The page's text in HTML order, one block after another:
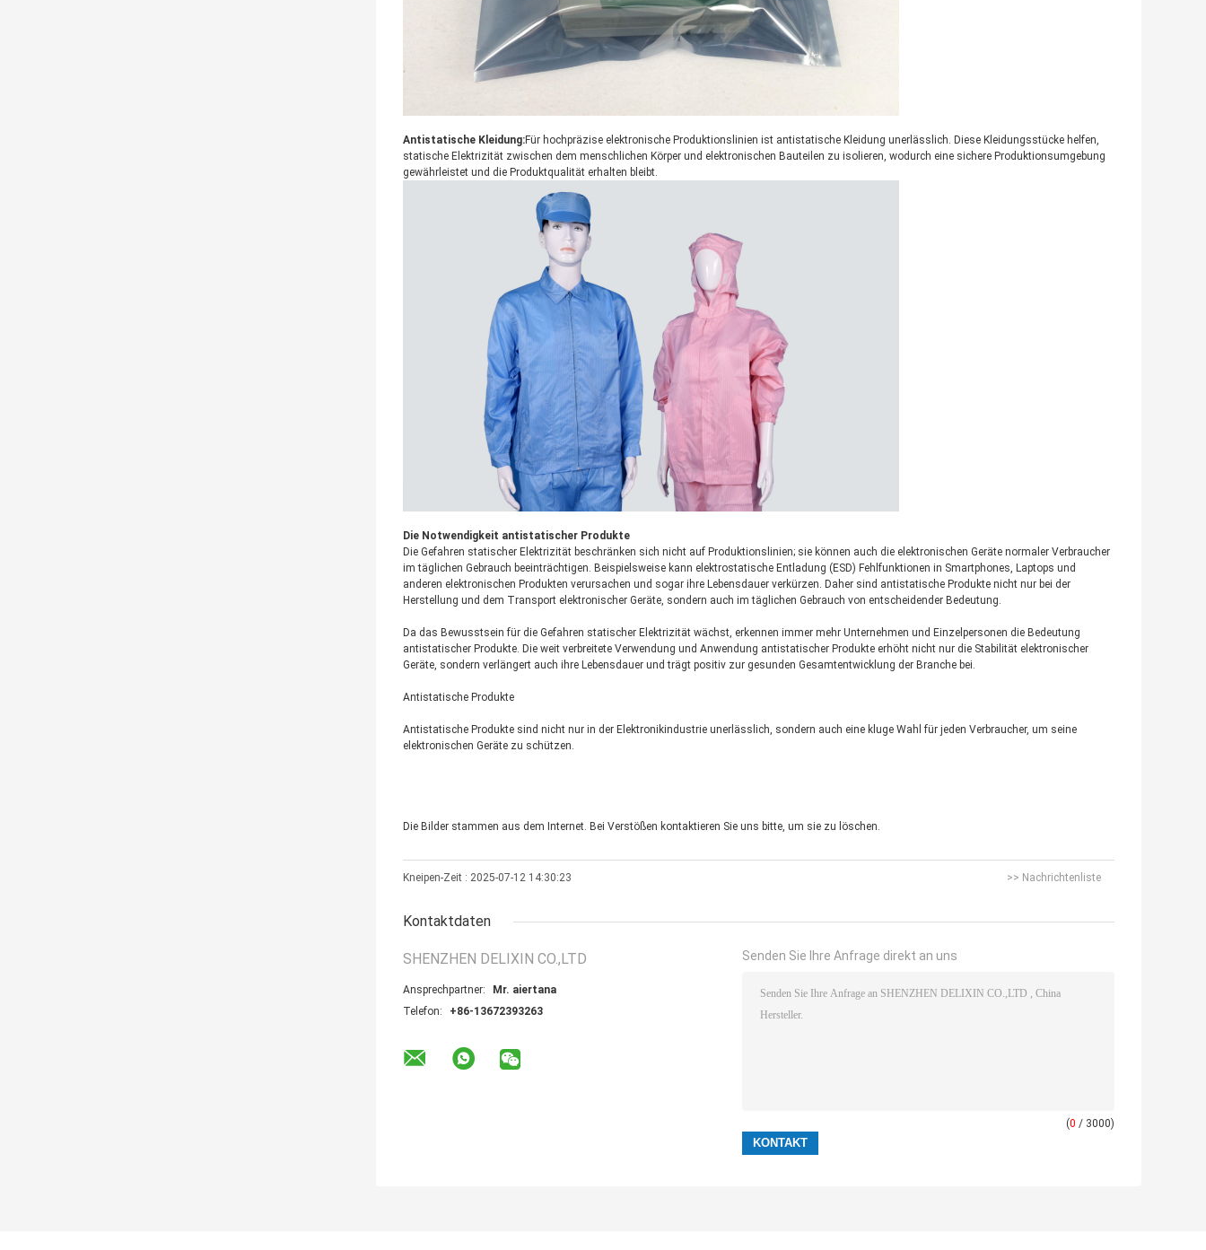
Antistatische Kleidung:Für hochpräzise elektronische Produktionslinien ist antistatische Kleidung unerlässlich. Diese Kleidungsstücke helfen,
statische Elektrizität zwischen dem menschlichen Körper und elektronischen Bauteilen zu isolieren, wodurch eine sichere Produktionsumgebung
gewährleistet und die Produktqualität erhalten bleibt.
Die Notwendigkeit antistatischer Produkte
Die Gefahren statischer Elektrizität beschränken sich nicht auf Produktionslinien; sie können auch die elektronischen Geräte normaler Verbraucher
im täglichen Gebrauch beeinträchtigen. Beispielsweise kann elektrostatische Entladung (ESD) Fehlfunktionen in Smartphones, Laptops und
anderen elektronischen Produkten verursachen und sogar ihre Lebensdauer verkürzen. Daher sind antistatische Produkte nicht nur bei der
Herstellung und dem Transport elektronischer Geräte, sondern auch im täglichen Gebrauch von entscheidender Bedeutung.
Da das Bewusstsein für die Gefahren statischer Elektrizität wächst, erkennen immer mehr Unternehmen und Einzelpersonen die Bedeutung
antistatischer Produkte. Die weit verbreitete Verwendung und Anwendung antistatischer Produkte erhöht nicht nur die Stabilität elektronischer
Geräte, sondern verlängert auch ihre Lebensdauer und trägt positiv zur gesunden Gesamtentwicklung der Branche bei.
Antistatische Produkte
Antistatische Produkte sind nicht nur in der Elektronikindustrie unerlässlich, sondern auch eine kluge Wahl für jeden Verbraucher, um seine
elektronischen Geräte zu schützen.
Die Bilder stammen aus dem Internet. Bei Verstößen kontaktieren Sie uns bitte, um sie zu löschen.
Kneipen-Zeit : 2025-07-12 14:30:23 >> Nachrichtenliste
Kontaktdaten
SHENZHEN DELIXIN CO.,LTD
Ansprechpartner:
Mr. aiertana
Telefon:
+86-13672393263
Senden Sie Ihre Anfrage direkt an uns
(0 / 3000)